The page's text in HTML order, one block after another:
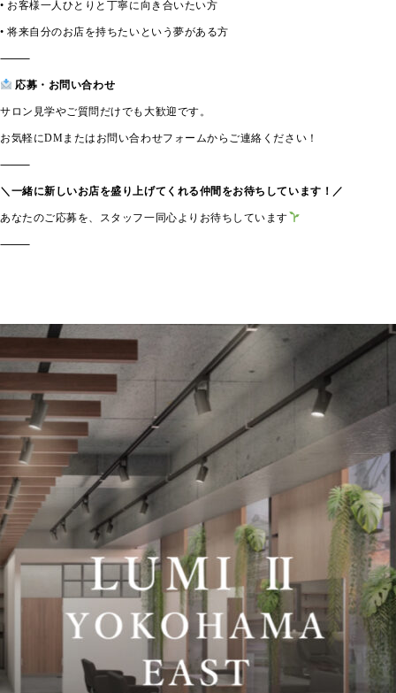
• お客様一人ひとりと丁寧に向き合いたい方
• 将来自分のお店を持ちたいという夢がある方
⸻
応募・お問い合わせ
サロン見学やご質問だけでも大歓迎です。
お気軽にDMまたはお問い合わせフォームからご連絡ください！
⸻
＼一緒に新しいお店を盛り上げてくれる仲間をお待ちしています！／
あなたのご応募を、スタッフ一同心よりお待ちしています
⸻